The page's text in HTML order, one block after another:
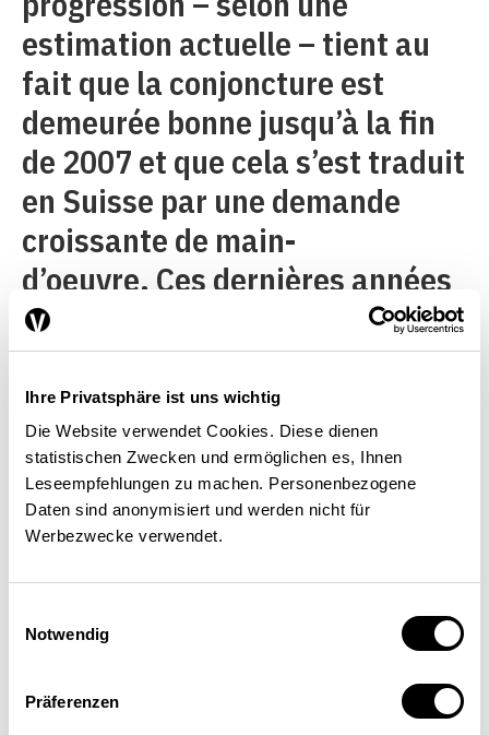
Ihre Privatsphäre ist uns wichtig
Die Website verwendet Cookies. Diese dienen
statistischen Zwecken und ermöglichen es, Ihnen
Leseempfehlungen zu machen. Personenbezogene
Daten sind anonymisiert und werden nicht für
Werbezwecke verwendet.
Notwendig
Präferenzen
estimation actuelle – tient au
fait que la conjoncture est
demeurée bonne jusqu’à la fin
de 2007 et que cela s’est traduit
en Suisse par une demande
croissante de main-
d’oeuvre. Ces dernières années
(comme par le passé d’ailleurs),
l’immigration en Suisse a
étroitement épousé la courbe
conjoncturelle. Ainsi a-t-elle
quelque peu fléchi sur les trois
années qui ont suivi l’entrée en
vigueur de l’ALCP, années
marquées par une faible
conjoncture, pour se redresser
à nouveau les 4e et 5e années,
parallèlement à la forte reprise